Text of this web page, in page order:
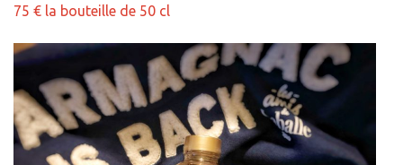
75 € la bouteille de 50 cl